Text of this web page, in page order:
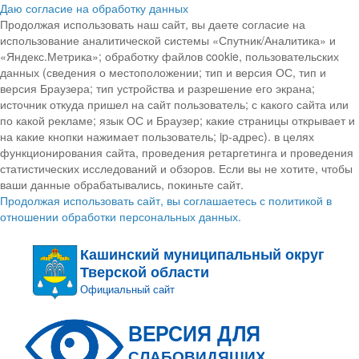
Даю согласие на обработку данных
Продолжая использовать наш сайт, вы даете согласие на
использование аналитической системы «Спутник/Аналитика» и
«Яндекс.Метрика»; обработку файлов cookie, пользовательских
данных (сведения о местоположении; тип и версия ОС, тип и
версия Браузера; тип устройства и разрешение его экрана;
источник откуда пришел на сайт пользователь; с какого сайта или
по какой рекламе; язык ОС и Браузер; какие страницы открывает и
на какие кнопки нажимает пользователь; ip-адрес). в целях
функционирования сайта, проведения ретаргетинга и проведения
статистических исследований и обзоров. Если вы не хотите, чтобы
ваши данные обрабатывались, покиньте сайт.
Продолжая использовать сайт, вы соглашаетесь с политикой в
отношении обработки персональных данных.